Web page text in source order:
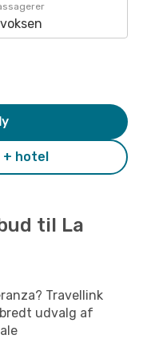
+ hotel
til La
Travellink
udvalg af